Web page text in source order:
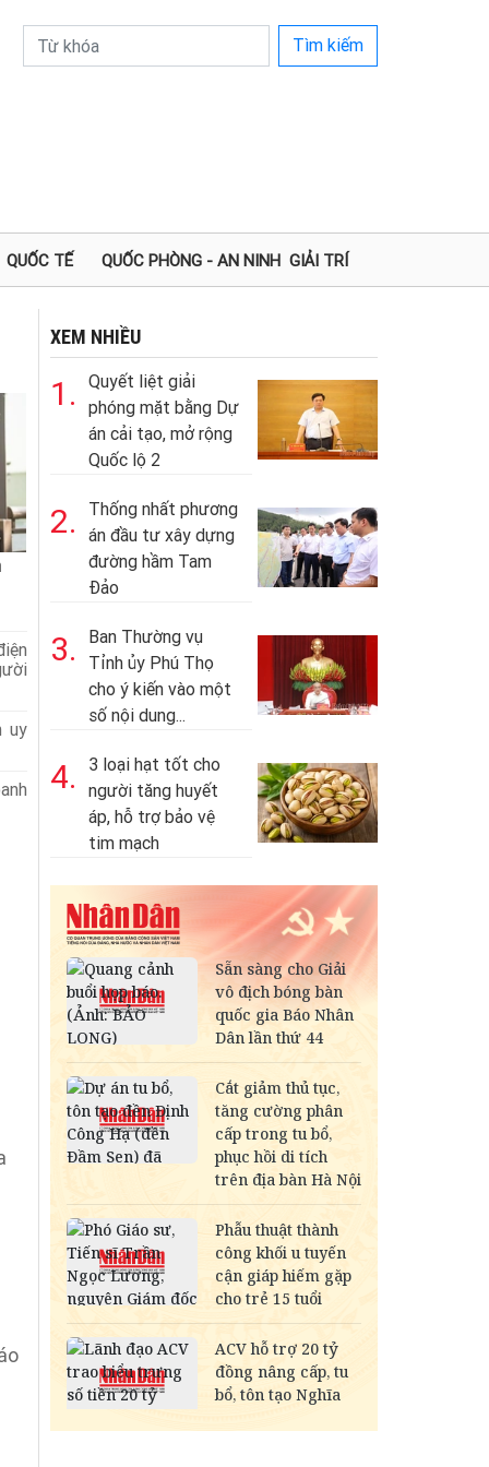
Tìm kiếm
QUỐC TẾ QUỐC PHÒNG - AN NINH GIẢI TRÍ
uy
XEM NHIỀU
1.
Quyết liệt giải
phóng mặt bằng Dự
án cải tạo, mở rộng
Quốc lộ 2
2.
Thống nhất phương
án đầu tư xây dựng
đường hầm Tam
Đảo
3.
Ban Thường vụ
Tỉnh ủy Phú Thọ
cho ý kiến vào một
số nội dung...
4.
3 loại hạt tốt cho
người tăng huyết
áp, hỗ trợ bảo vệ
tim mạch